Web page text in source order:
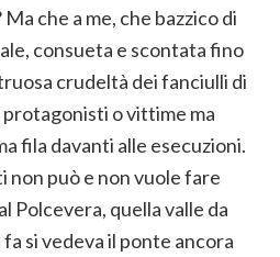
che a me, che bazzico di
consueta e scontata fino
crudeltà dei fanciulli di
o vittime ma
fila davanti alle esecuzioni.
non può e non vuole fare
Polcevera, quella valle da
si vedeva il ponte ancora